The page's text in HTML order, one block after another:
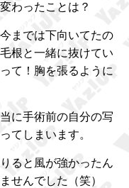
わったことは？
までは下向いてたの
根と一緒に抜けてい
て！胸を張るように
に手術前の自分の写
てしまいます。
ると風が強かったん
せんでした（笑）